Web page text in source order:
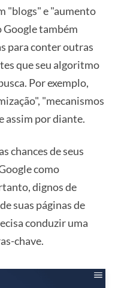
"blogs" e "aumento
Google também
para conter outras
que seu algoritmo
Por exemplo,
"mecanismos
assim por diante.
chances de seus
como
dignos de
suas páginas de
conduzir uma
chave.